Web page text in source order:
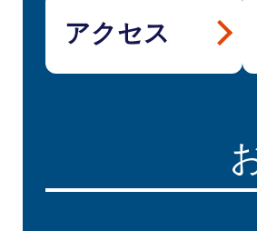
アクセス